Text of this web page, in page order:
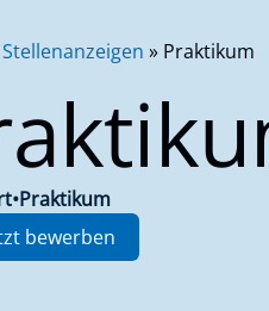
Stellenanzeigen » Praktikum
•Praktikum
bewerben